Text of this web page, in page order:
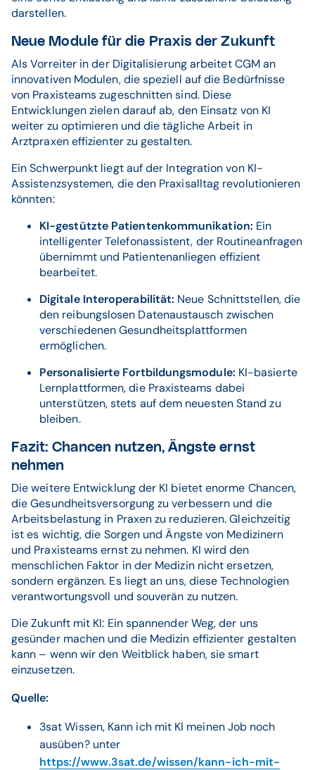
darstellen.
Neue Module für die Praxis der Zukunft
Als Vorreiter in der Digitalisierung arbeitet CGM an
innovativen Modulen, die speziell auf die Bedürfnisse
von Praxisteams zugeschnitten sind. Diese
Entwicklungen zielen darauf ab, den Einsatz von KI
weiter zu optimieren und die tägliche Arbeit in
Arztpraxen effizienter zu gestalten.
Ein Schwerpunkt liegt auf der Integration von KI-
Assistenzsystemen, die den Praxisalltag revolutionieren
könnten:
KI-gestützte Patientenkommunikation: Ein
intelligenter Telefonassistent, der Routineanfragen
übernimmt und Patientenanliegen effizient
bearbeitet.
Digitale Interoperabilität: Neue Schnittstellen, die
den reibungslosen Datenaustausch zwischen
verschiedenen Gesundheitsplattformen
ermöglichen.
Personalisierte Fortbildungsmodule: KI-basierte
Lernplattformen, die Praxisteams dabei
unterstützen, stets auf dem neuesten Stand zu
bleiben.
Fazit: Chancen nutzen, Ängste ernst
nehmen
Die weitere Entwicklung der KI bietet enorme Chancen,
die Gesundheitsversorgung zu verbessern und die
Arbeitsbelastung in Praxen zu reduzieren. Gleichzeitig
ist es wichtig, die Sorgen und Ängste von Medizinern
und Praxisteams ernst zu nehmen. KI wird den
menschlichen Faktor in der Medizin nicht ersetzen,
sondern ergänzen. Es liegt an uns, diese Technologien
verantwortungsvoll und souverän zu nutzen.
Die Zukunft mit KI: Ein spannender Weg, der uns
gesünder machen und die Medizin effizienter gestalten
kann – wenn wir den Weitblick haben, sie smart
einzusetzen.
Quelle:
3sat Wissen, Kann ich mit KI meinen Job noch
ausüben? unter
https://www.3sat.de/wissen/kann-ich-mit-